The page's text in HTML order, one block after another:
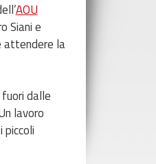
AOU
Siani e
attendere la
dalle
lavoro
piccoli